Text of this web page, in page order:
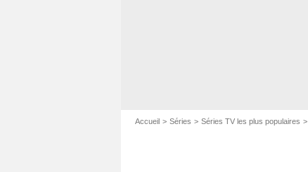
Accueil Séries Séries TV les plus populaires